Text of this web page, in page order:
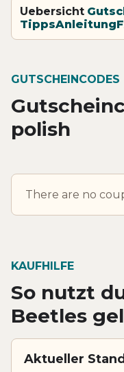
Uebersicht
TippsAnleitung
GUTSCHEINCODES
polish
There are no
KAUFHILFE
So nutzt
Beetles
Aktueller Stand